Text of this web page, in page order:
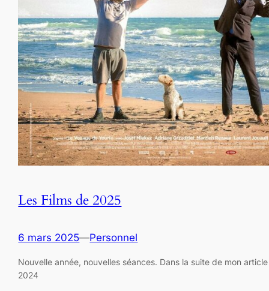
Les Films de 2025
6 mars 2025—Personnel
Nouvelle année, nouvelles séances. Dans la suite de mon
2024